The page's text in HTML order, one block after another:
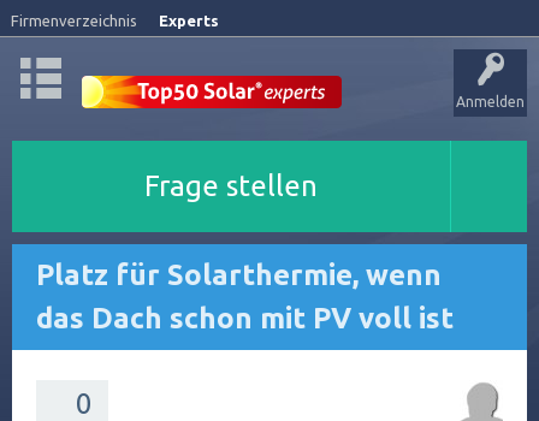
Firmenverzeichnis Experts
Anmelden
Frage stellen
Platz für Solarthermie, wenn
das Dach schon mit PV voll ist
0